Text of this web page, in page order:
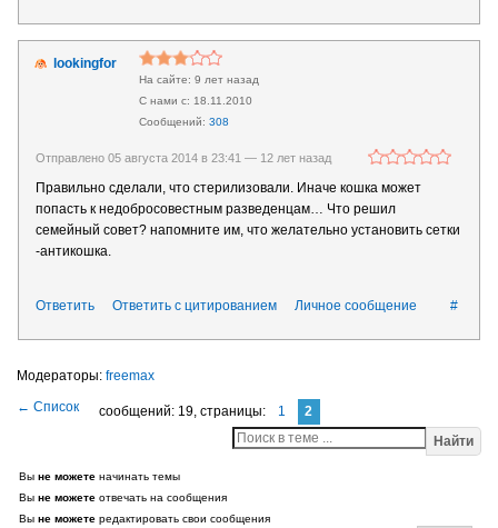
lookingfor
9 лет назад
18.11.2010
308
Отправлено 05 августа 2014 в 23:41 — 12 лет назад
Правильно сделали, что стерилизовали. Иначе кошка может
попасть к недобросовестным разведенцам… Что решил
семейный совет? напомните им, что желательно установить сетки
-антикошка.
#
Ответить Ответить с цитированием Личное сообщение
freemax
сообщений: 19, страницы: 1
2
Найти
Вы не можете начинать темы
Вы не можете отвечать на сообщения
Вы не можете редактировать свои сообщения